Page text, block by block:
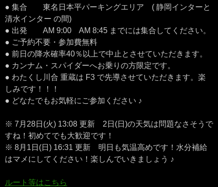
● 集合 東名日本平パーキングエリア ( 静岡インターと
清水インター の間)
● 出発 AM 9:00 AM 8:45 までには集合してください。
● ご予約不要・参加費無料
● 前日の降水確率40％以上で中止とさせていただきます。
● カンナム・スパイダーへお乗りの方限定です。
● わたくし川合 重蔵は F3 で先導させていただきます。楽
しみです！！！
● どなたでもお気軽にご参加ください ♪
※ 7月28日(火) 13:08 更新 2日(日)の天気は問題なさそうで
すね！初めてでも大歓迎です！
※ 8月1日(日) 16:31 更新 明日も気温高めです！水分補給
はマメにしてください！楽しんでいきましょう ♪
ルート等はこちら